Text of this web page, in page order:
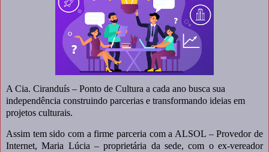
A Cia. Ciranduís – Ponto de Cultura a cada ano busca sua
independência construindo parcerias e transformando ideias em
projetos culturais.
Assim tem sido com a firme parceria com a ALSOL – Provedor de
Internet, Maria Lúcia – proprietária da sede, com o ex-vereador